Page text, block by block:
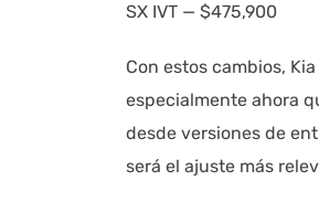
SX IVT — $475,900
Con estos cambios,
especialmente ahora
desde versiones de
será el ajuste más